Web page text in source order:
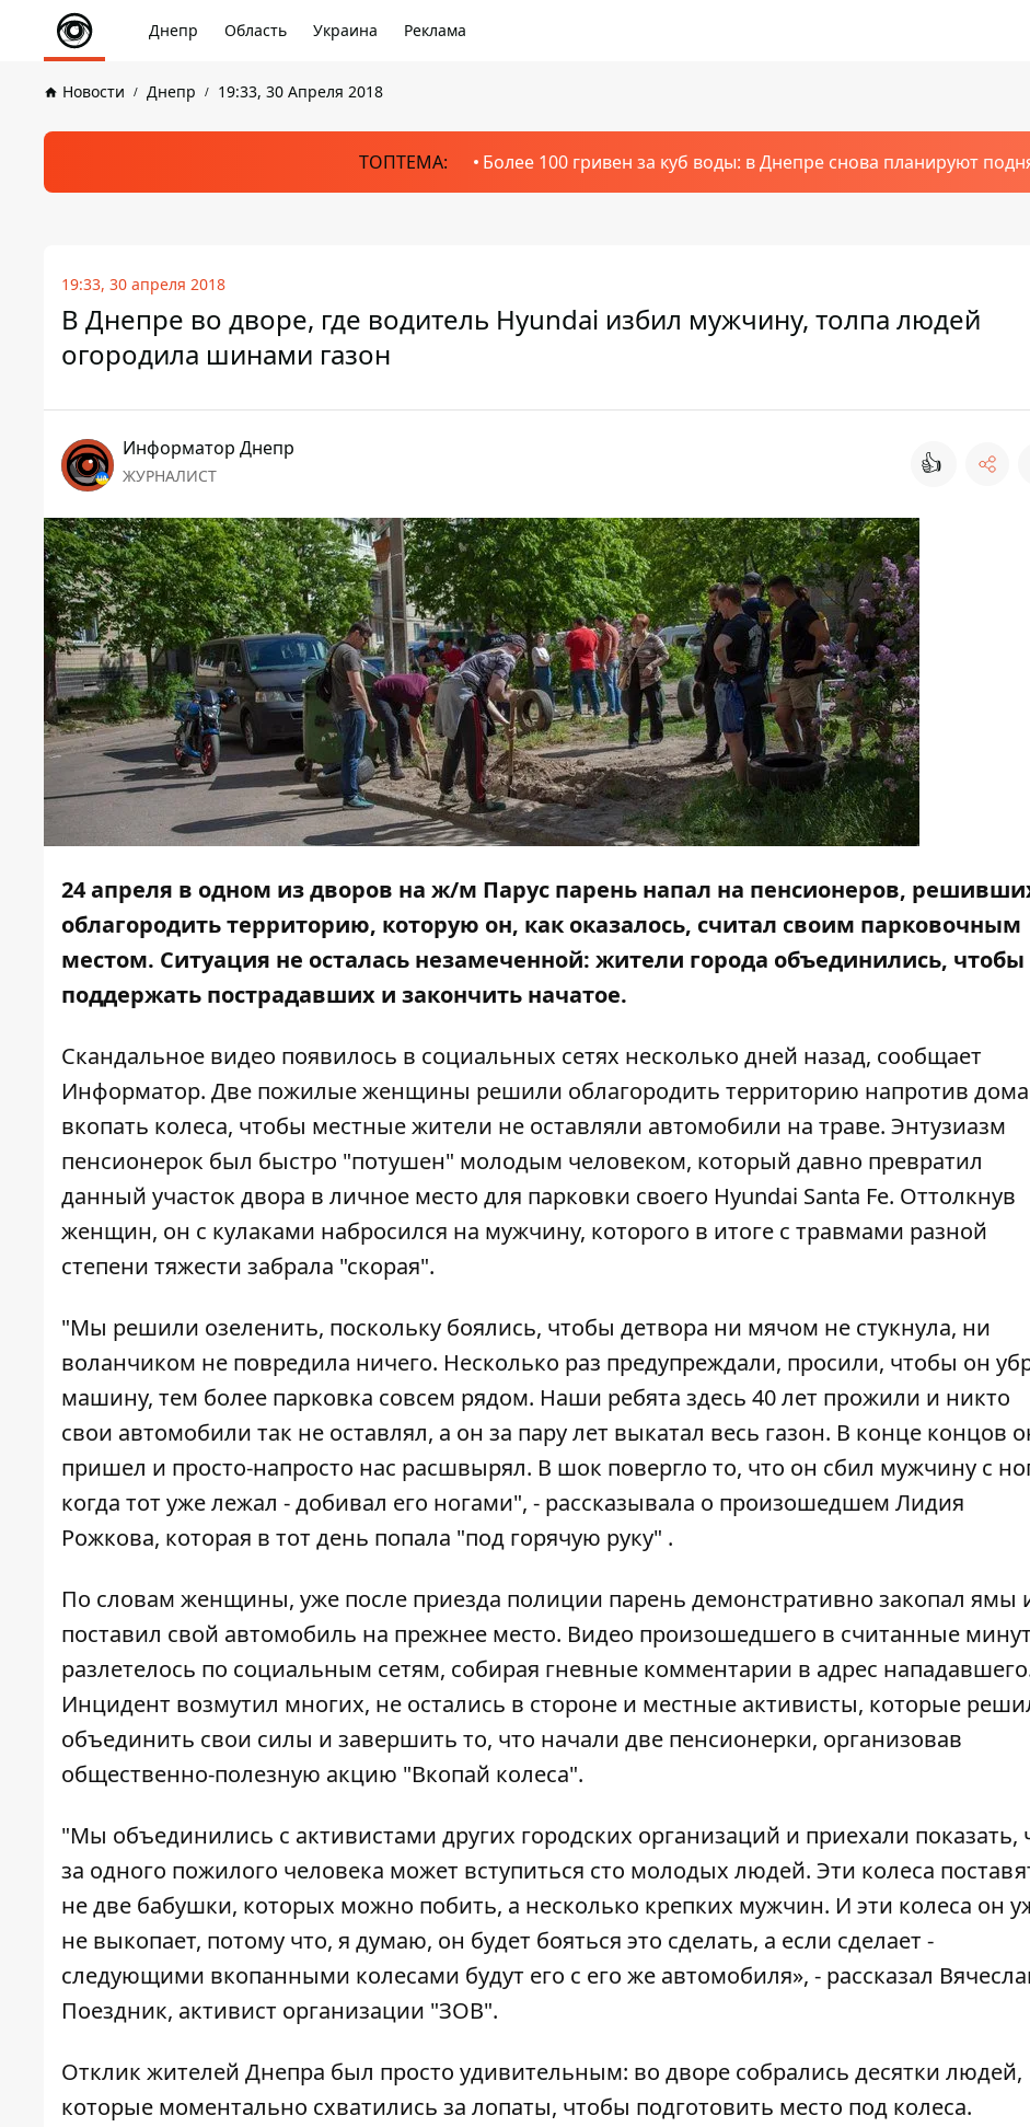
Днепр Область Украина Реклама
Новости Днепр 19:33, 30 Апреля 2018
ТОПТЕМА: Более 100 гривен за куб воды: в Днепре снова планируют
19:33, 30 апреля 2018
В Днепре во дворе, где водитель Hyundai избил мужчину, толпа людей
огородила шинами газон
Информатор Днепр
ЖУРНАЛИСТ 👍
24 апреля в одном из дворов на ж/м Парус парень напал на пенсионеров,
облагородить территорию, которую он, как оказалось, считал своим парковочным
местом. Ситуация не осталась незамеченной: жители города объединились, чтобы
поддержать пострадавших и закончить начатое.
Скандальное видео появилось в социальных сетях несколько дней назад, сообщает
Информатор. Две пожилые женщины решили облагородить территорию напротив
вкопать колеса, чтобы местные жители не оставляли автомобили на траве. Энтузиазм
пенсионерок был быстро "потушен" молодым человеком, который давно превратил
данный участок двора в личное место для парковки своего Hyundai Santa Fe. Оттолкнув
женщин, он с кулаками набросился на мужчину, которого в итоге с травмами разной
степени тяжести забрала "скорая".
"Мы решили озеленить, поскольку боялись, чтобы детвора ни мячом не стукнула, ни
воланчиком не повредила ничего. Несколько раз предупреждали, просили, чтобы он
машину, тем более парковка совсем рядом. Наши ребята здесь 40 лет прожили и никто
свои автомобили так не оставлял, а он за пару лет выкатал весь газон. В конце концов
пришел и просто-напросто нас расшвырял. В шок повергло то, что он сбил мужчину с
когда тот уже лежал - добивал его ногами", - рассказывала о произошедшем Лидия
Рожкова, которая в тот день попала "под горячую руку" .
По словам женщины, уже после приезда полиции парень демонстративно закопал ямы
поставил свой автомобиль на прежнее место. Видео произошедшего в считанные
разлетелось по социальным сетям, собирая гневные комментарии в адрес
Инцидент возмутил многих, не остались в стороне и местные активисты, которые
объединить свои силы и завершить то, что начали две пенсионерки, организовав
общественно-полезную акцию "Вкопай колеса".
"Мы объединились с активистами других городских организаций и приехали показать,
за одного пожилого человека может вступиться сто молодых людей. Эти колеса
не две бабушки, которых можно побить, а несколько крепких мужчин. И эти колеса он
не выкопает, потому что, я думаю, он будет бояться это сделать, а если сделает -
следующими вкопанными колесами будут его с его же автомобиля», - рассказал
Поездник, активист организации "ЗОВ".
Отклик жителей Днепра был просто удивительным: во дворе собрались десятки людей,
которые моментально схватились за лопаты, чтобы подготовить место под колеса.